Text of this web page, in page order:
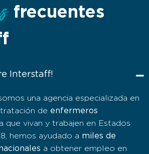
frecuentes
Interstaff!
una agencia especializada en
de enfermeros
que vivan y trabajen en Estados
hemos ayudado a miles de
a obtener empleo en